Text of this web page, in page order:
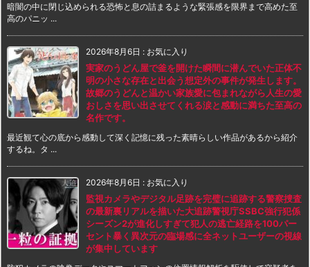
暗闇の中に閉じ込められる恐怖と息の詰まるような緊張感を限界まで高めた至
高のパニッ ...
2026年8月6日 : お気に入り
実家のうどん屋で釜を開けた瞬間に潜んでいた正体不
明の小さな存在と出会う想定外の事件が発生します。
故郷のうどんと温かい家族愛に包まれながら人生の愛
おしさを思い出させてくれる涙と感動に満ちた至高の
名作です。
最近観て心の底から感動して深く記憶に残った素晴らしい作品があるから紹介
するね。タ ...
2026年8月6日 : お気に入り
監視カメラやデジタル足跡を完璧に追跡する警察捜査
の最新裏リアルを描いた大追跡警視庁SSBC強行犯係
シーズン2が進化しすぎて犯人の逃亡経路を100パー
セント暴く異次元の臨場感に全ネットユーザーの視線
が集中しています